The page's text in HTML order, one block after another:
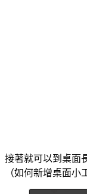
接著就可以到桌面
（如何新增桌面小